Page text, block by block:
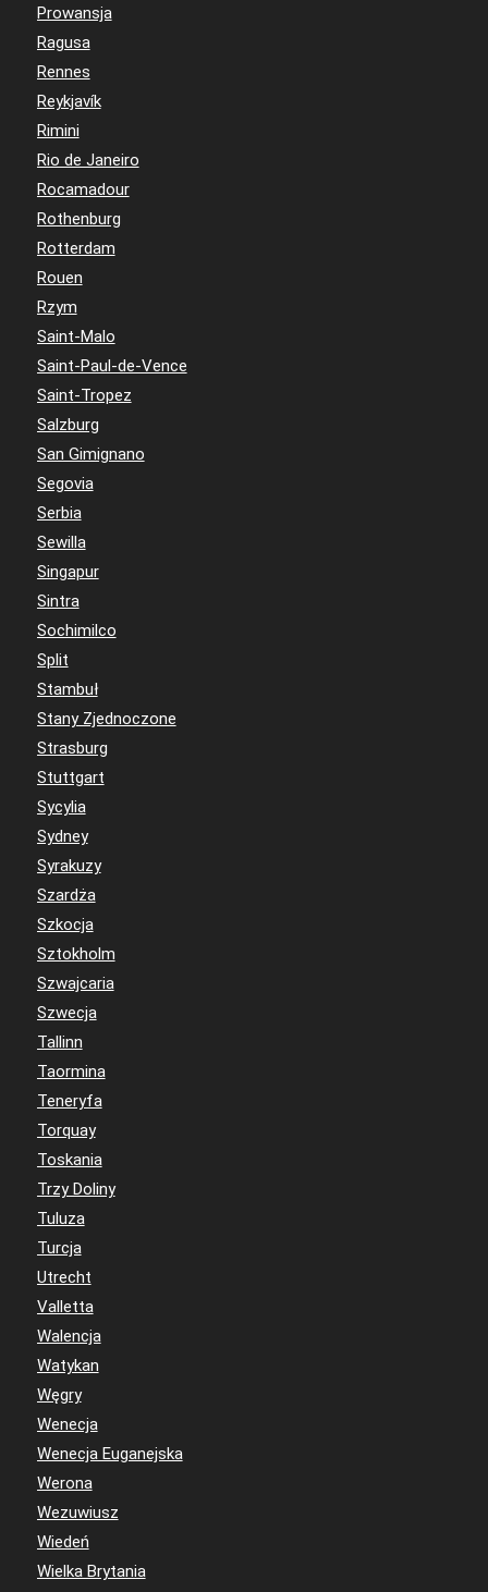
Prowansja
Ragusa
Rennes
Reykjavík
Rimini
Rio de Janeiro
Rocamadour
Rothenburg
Rotterdam
Rouen
Rzym
Saint-Malo
Saint-Paul-de-Vence
Saint-Tropez
Salzburg
San Gimignano
Segovia
Serbia
Sewilla
Singapur
Sintra
Sochimilco
Split
Stambuł
Stany Zjednoczone
Strasburg
Stuttgart
Sycylia
Sydney
Syrakuzy
Szardża
Szkocja
Sztokholm
Szwajcaria
Szwecja
Tallinn
Taormina
Teneryfa
Torquay
Toskania
Trzy Doliny
Tuluza
Turcja
Utrecht
Valletta
Walencja
Watykan
Węgry
Wenecja
Wenecja Euganejska
Werona
Wezuwiusz
Wiedeń
Wielka Brytania